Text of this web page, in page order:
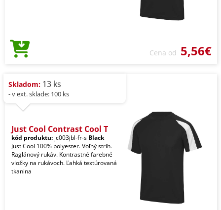
Cena od 5,56€
Skladom: 13 ks
- v ext. sklade: 100 ks
Just Cool Contrast Cool T
kód produktu: jc003jbl-fr-s Black
Just Cool 100% polyester. Voľný strih.
Raglánový rukáv. Kontrastné farebné
vložky na rukávoch. Ľahká textúrovaná
tkanina